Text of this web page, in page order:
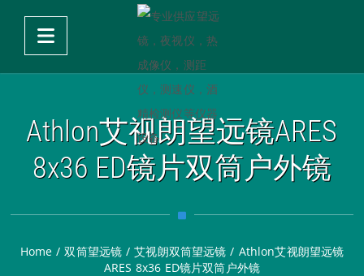
Athlon艾视朗望远镜ARES
8x36 ED镜片双筒户外镜
Home / 双筒望远镜 / 艾视朗双筒望远镜 / Athlon艾视朗望远镜
ARES 8x36 ED镜片双筒户外镜